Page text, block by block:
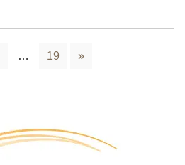
… 19 »